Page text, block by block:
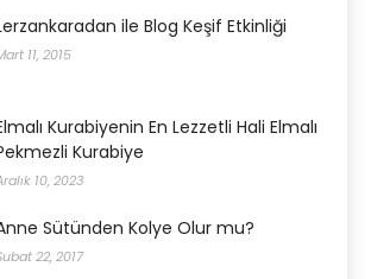
ile Blog Keşif Etkinliği
11, 2015
Kurabiyenin En Lezzetli Hali Elmalı
Kurabiye
10, 2023
Sütünden Kolye Olur mu?
22, 2017